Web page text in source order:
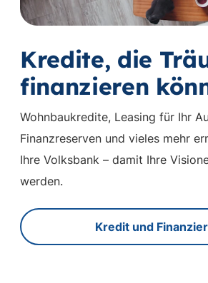
Kredite, die
finanzieren
Wohnbaukredite, Leasing für Ihr
Finanzreserven und vieles mehr
Ihre Volksbank – damit Ihre
werden.
Kredit und